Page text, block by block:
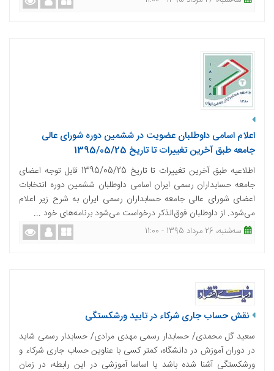
اعلام اسامی داوطلبان عضویت در ششمین دوره شورای عالی
جامعه طبق آخرین تغییرات تا تاریخ 1395/05/25
اطلاعیه طبق آخرین تغییرات تا تاریخ 1395/05/25 قابل توجه اعضای
جامعه حسابداران رسمی ایران اسامی داوطلبان ششمین دوره انتخابات
اعضای شورای عالی جامعه حسابداران رسمی ایران به شرح زیر اعلام
می‌شود. از داوطلبان فوق‌الذکر درخواست می‌شود برنامه‌های خود ...
ﺳﻪشنبه، 26 مرداد 1395 - 11:00
نقش حساب جاری شرکاء در تایید ورشکستگی
سعید گل محمدی/ حسابدار رسمی مهدی مرادی/ حسابدار رسمی شاید
در دوران آموزش در دانشگاه، کمتر کسی با عناوین حساب جاری شرکاء و
ورشکستگی آشنا شده باشد یا اساسا آموزشی در این رابطه، در زمان